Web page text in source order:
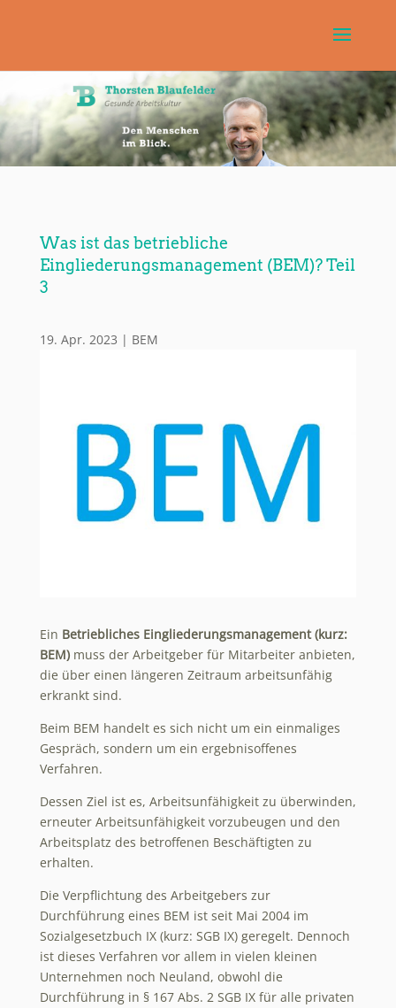
Was ist das betriebliche
Eingliederungsmanagement (BEM)? Teil
3
19. Apr. 2023 | BEM
Ein Betriebliches Eingliederungsmanagement (kurz:
BEM)muss der Arbeitgeber für Mitarbeiter anbieten,
die über einen längeren Zeitraum arbeitsunfähig
erkrankt sind.
Beim BEM handelt es sich nicht um ein einmaliges
Gespräch, sondern um ein ergebnisoffenes
Verfahren.
Dessen Ziel ist es, Arbeitsunfähigkeit zu überwinden,
erneuter Arbeitsunfähigkeit vorzubeugen und den
Arbeitsplatz des betroffenen Beschäftigten zu
erhalten.
Die Verpflichtung des Arbeitgebers zur
Durchführung eines BEM ist seit Mai 2004 im
Sozialgesetzbuch IX (kurz: SGB IX) geregelt. Dennoch
ist dieses Verfahren vor allem in vielen kleinen
Unternehmen noch Neuland, obwohl die
Durchführung in § 167 Abs. 2 SGB IX für alle privaten